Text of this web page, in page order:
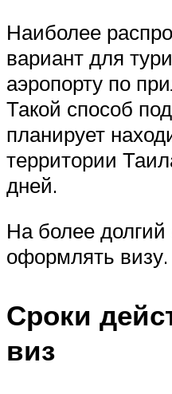
Наиболее
вариант для
аэропорту по
Такой способ
планирует
территории
дней.
На более долгий
оформлять визу.
Сроки
виз